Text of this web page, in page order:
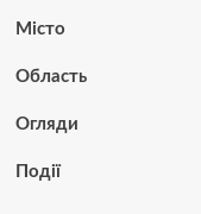
Місто
Область
Огляди
Події